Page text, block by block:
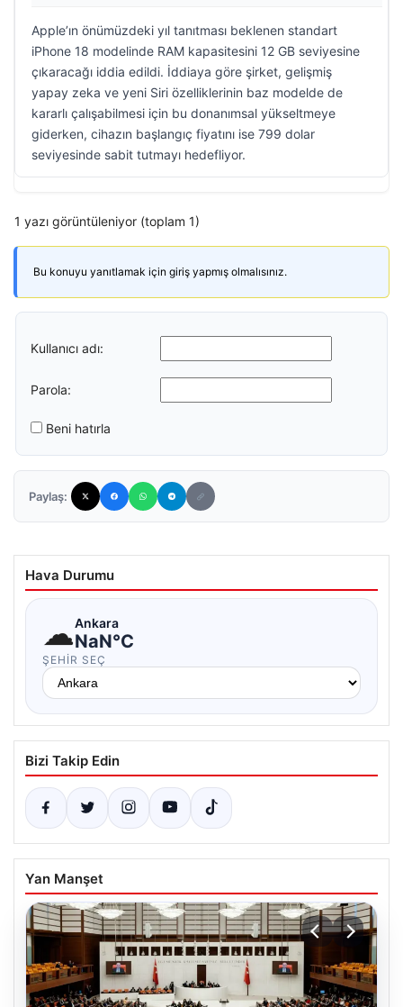
Apple’ın önümüzdeki yıl tanıtması beklenen standart
iPhone 18 modelinde RAM kapasitesini 12 GB seviyesine
çıkaracağı iddia edildi. İddiaya göre şirket, gelişmiş
yapay zeka ve yeni Siri özelliklerinin baz modelde de
kararlı çalışabilmesi için bu donanımsal yükseltmeye
giderken, cihazın başlangıç fiyatını ise 799 dolar
seviyesinde sabit tutmayı hedefliyor.
1 yazı görüntüleniyor (toplam 1)
Bu konuyu yanıtlamak için giriş yapmış olmalısınız.
Kullanıcı adı:
Parola:
Beni hatırla
Paylaş:
Hava Durumu
☁Ankara
NaN°C
ŞEHIR SEÇ
Bizi Takip Edin
Yan Manşet